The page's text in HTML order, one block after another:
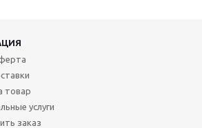
товар
услуги
заказ